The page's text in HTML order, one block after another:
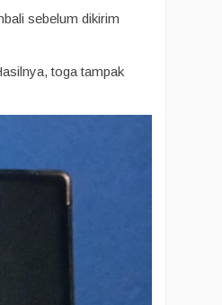
sebelum dikirim
toga tampak